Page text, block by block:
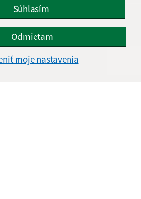
Súhlasím
Odmietam
moje nastavenia